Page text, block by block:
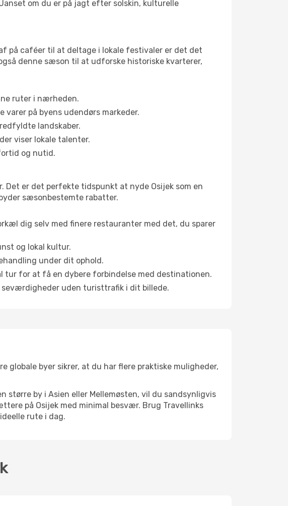
om du er på jagt efter solskin, kulturelle
på caféer til at deltage i lokale festivaler er det det
denne sæson til at udforske historiske kvarterer,
ruter i nærheden.
varer på byens udendørs markeder.
landskaber.
viser lokale talenter.
og nutid.
er det perfekte tidspunkt at nyde Osijek som en
sæsonbestemte rabatter.
dig selv med finere restauranter med det, du sparer
og lokal kultur.
under dit ophold.
tur for at få en dybere forbindelse med destinationen.
seværdigheder uden turisttrafik i dit billede.
byer sikrer, at du har flere praktiske muligheder,
større by i Asien eller Mellemøsten, vil du sandsynligvis
på Osijek med minimal besvær. Brug Travellinks
rute i dag.